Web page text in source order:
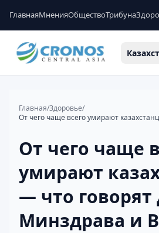
ГлавнаяМненияОбществоТрибуна
Главная/Здоровье/
От чего чаще
умирают
— что
Минздрава и